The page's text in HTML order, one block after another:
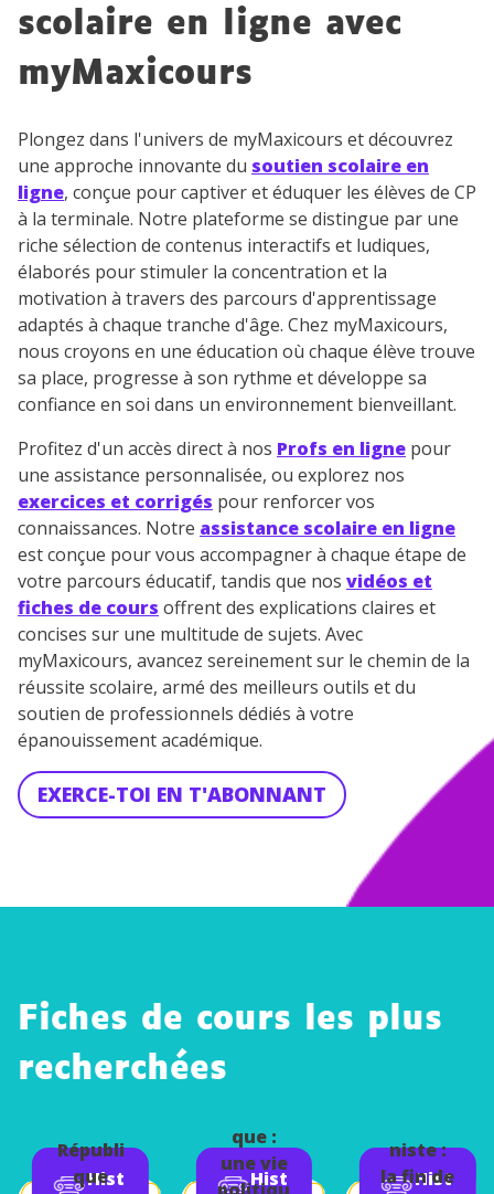
scolaire en ligne avec
myMaxicours
Plongez dans l'univers de myMaxicours et découvrez
une approche innovante du soutien scolaire en
ligne, conçue pour captiver et éduquer les élèves de CP
à la terminale. Notre plateforme se distingue par une
riche sélection de contenus interactifs et ludiques,
élaborés pour stimuler la concentration et la
motivation à travers des parcours d'apprentissage
adaptés à chaque tranche d'âge. Chez myMaxicours,
nous croyons en une éducation où chaque élève trouve
sa place, progresse à son rythme et développe sa
confiance en soi dans un environnement bienveillant.
Profitez d'un accès direct à nos Profs en ligne pour
une assistance personnalisée, ou explorez nos
exercices et corrigés pour renforcer vos
connaissances. Notre assistance scolaire en ligne
est conçue pour vous accompagner à chaque étape de
votre parcours éducatif, tandis que nos vidéos et
fiches de cours offrent des explications claires et
concises sur une multitude de sujets. Avec
myMaxicours, avancez sereinement sur le chemin de la
réussite scolaire, armé des meilleurs outils et du
soutien de professionnels dédiés à votre
épanouissement académique.
EXERCE-TOI EN T'ABONNANT
Fiches de cours les plus
recherchées
Hist
Républi
que
Hist
que :
une vie
politiqu
Hist
niste :
la fin de